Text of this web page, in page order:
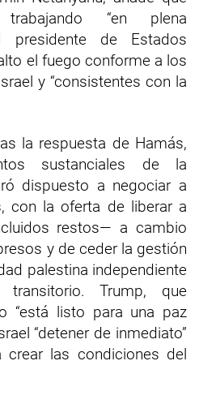
“en plena
presidente de Estados
el fuego conforme a los
y “consistentes con la
la respuesta de Hamás,
sustanciales de la
dispuesto a negociar a
con la oferta de liberar a
restos— a cambio
y de ceder la gestión
palestina independiente
Trump, que
“está listo para una paz
“detener de inmediato”
crear las condiciones del